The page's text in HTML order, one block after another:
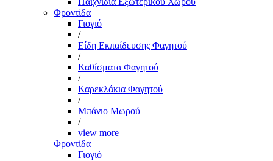
Φροντίδα
Γιογιό
/
Είδη Εκπαίδευσης Φαγητού
/
Καθίσματα Φαγητού
/
Καρεκλάκια Φαγητού
/
Μπάνιο Μωρού
/
view more
Φροντίδα
Γιογιό